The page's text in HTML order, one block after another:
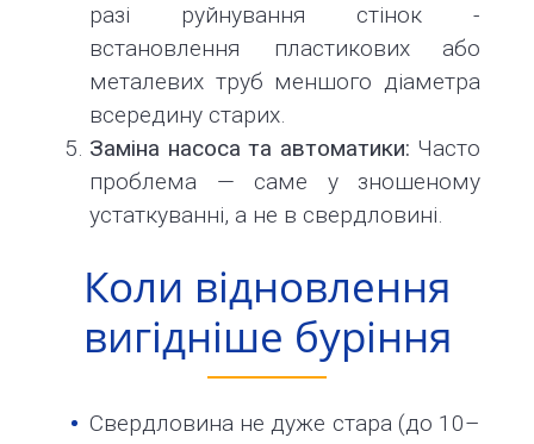
разі руйнування стінок -
встановлення пластикових або
металевих труб меншого діаметра
всередину старих.
Заміна насоса та автоматики: Часто
проблема — саме у зношеному
устаткуванні, а не в свердловині.
Коли відновлення
вигідніше буріння
Свердловина не дуже стара (до 10–